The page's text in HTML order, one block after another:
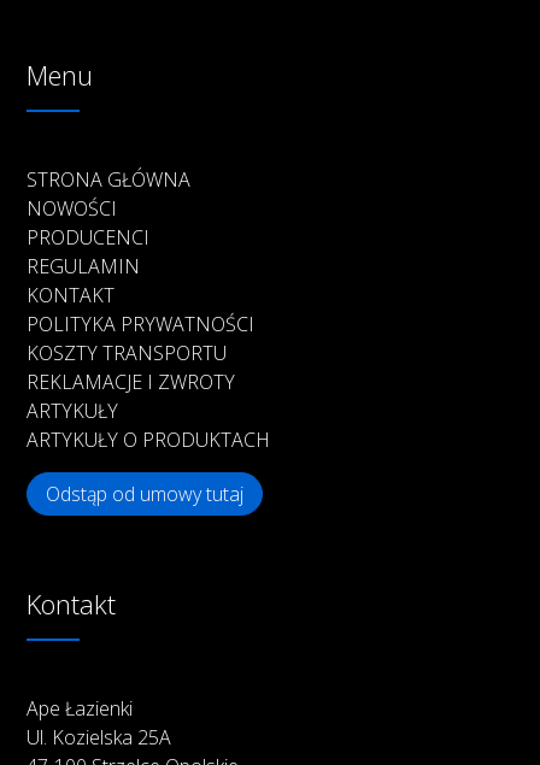
Menu
STRONA GŁÓWNA
NOWOŚCI
PRODUCENCI
REGULAMIN
KONTAKT
POLITYKA PRYWATNOŚCI
KOSZTY TRANSPORTU
REKLAMACJE I ZWROTY
ARTYKUŁY
ARTYKUŁY O PRODUKTACH
Odstąp od umowy tutaj
Kontakt
Ape Łazienki
Ul. Kozielska 25A